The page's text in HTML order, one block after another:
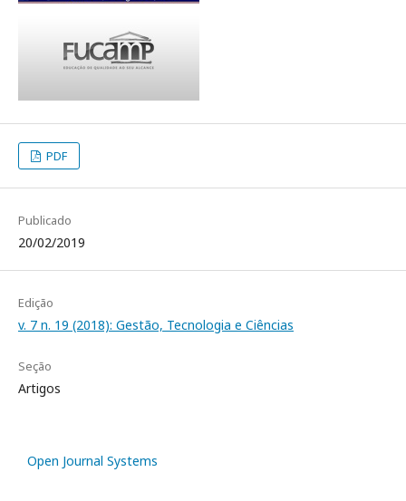
PDF
Publicado
20/02/2019
Edição
v. 7 n. 19 (2018): Gestão, Tecnologia e Ciências
Seção
Artigos
Open Journal Systems